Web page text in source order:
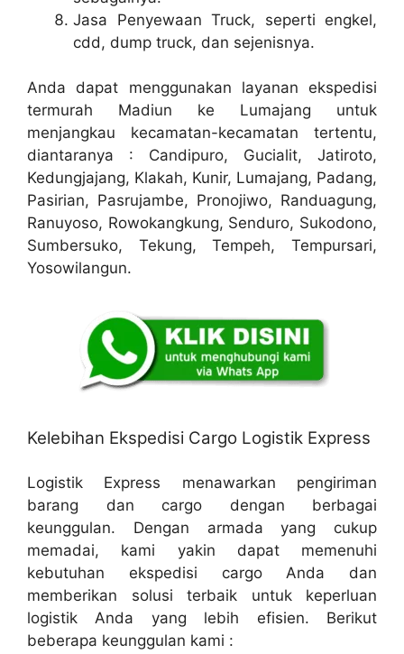
Jasa Penyewaan Truck, seperti engkel,
cdd, dump truck, dan sejenisnya.
Anda dapat menggunakan layanan ekspedisi
termurah Madiun ke Lumajang untuk
menjangkau kecamatan-kecamatan tertentu,
diantaranya : Candipuro, Gucialit, Jatiroto,
Kedungjajang, Klakah, Kunir, Lumajang, Padang,
Pasirian, Pasrujambe, Pronojiwo, Randuagung,
Ranuyoso, Rowokangkung, Senduro, Sukodono,
Sumbersuko, Tekung, Tempeh, Tempursari,
Yosowilangun.
Kelebihan Ekspedisi Cargo Logistik Express
Logistik Express menawarkan pengiriman
barang dan cargo dengan berbagai
keunggulan. Dengan armada yang cukup
memadai, kami yakin dapat memenuhi
kebutuhan ekspedisi cargo Anda dan
memberikan solusi terbaik untuk keperluan
logistik Anda yang lebih efisien. Berikut
beberapa keunggulan kami :